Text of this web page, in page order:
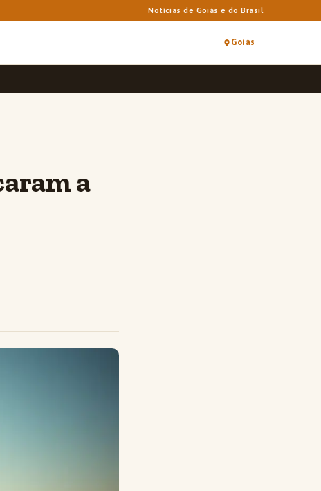
Notícias de Goiás e do Brasil
Goiás
a